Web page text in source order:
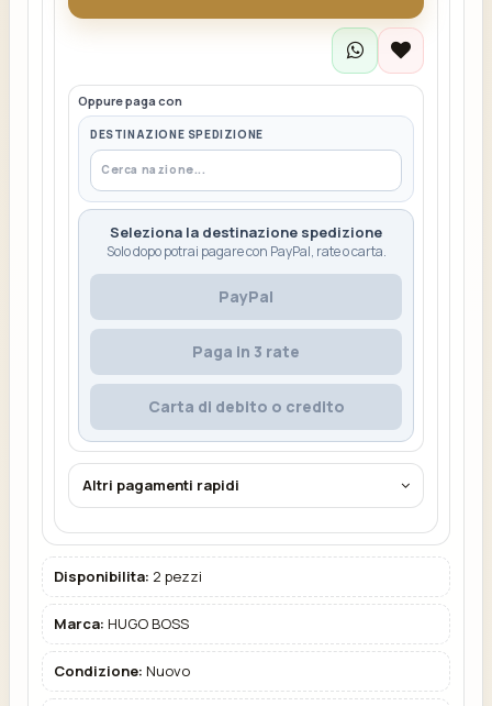
Oppure paga con
DESTINAZIONE SPEDIZIONE
Seleziona la destinazione spedizione
Solo dopo potrai pagare con PayPal, rate o carta.
PayPal
Paga in 3 rate
Carta di debito o credito
Altri pagamenti rapidi
Disponibilita: 2 pezzi
Marca: HUGO BOSS
Condizione: Nuovo